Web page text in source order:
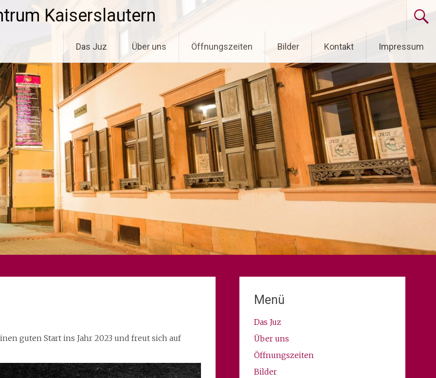
Kaiserslautern
Das Juz Über uns Öffnungszeiten Bilder Kontakt Impressum
guten Start ins Jahr 2023 und freut sich auf
Menü
Das Juz
Über uns
Öffnungszeiten
Bilder